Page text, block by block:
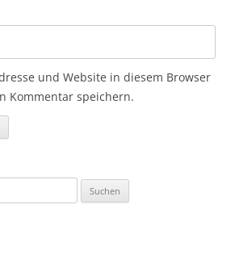
und Website in diesem Browser
Kommentar speichern.